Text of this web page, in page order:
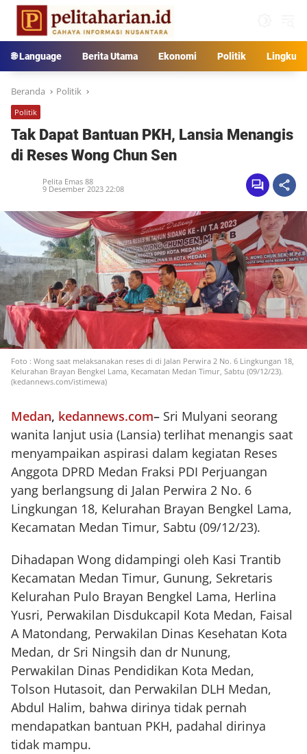
Langsung
konten
🌐 Language Berita Utama Ekonomi Politik
Beranda Politik
Politik
Tak Dapat Bantuan PKH, Lansia Menangis
di Reses Wong Chun Sen
Pelita Emas 88
9 Desember 2023 22:08
Foto : Wong saat melaksanakan reses di di Jalan Perwira 2 No. 6 Lingkungan 18,
Kelurahan Brayan Bengkel Lama, Kecamatan Medan Timur, Sabtu (09/12/23).
(kedannews.com/istimewa)
Medan, kedannews.com– Sri Mulyani seorang
wanita lanjut usia (Lansia) terlihat menangis saat
menyampaikan aspirasi dalam kegiatan Reses
Anggota DPRD Medan Fraksi PDI Perjuangan
yang berlangsung di Jalan Perwira 2 No. 6
Lingkungan 18, Kelurahan Brayan Bengkel Lama,
Kecamatan Medan Timur, Sabtu (09/12/23).
Dihadapan Wong didampingi oleh Kasi Trantib
Kecamatan Medan Timur, Gunung, Sekretaris
Kelurahan Pulo Brayan Bengkel Lama, Herlina
Yusri, Perwakilan Disdukcapil Kota Medan, Faisal
A Matondang, Perwakilan Dinas Kesehatan Kota
Medan, dr Sri Ningsih dan dr Nunung,
Perwakilan Dinas Pendidikan Kota Medan,
Tolson Hutasoit, dan Perwakilan DLH Medan,
Abdul Halim, bahwa dirinya tidak pernah
mendapatkan bantuan PKH, padahal dirinya
tidak mampu.